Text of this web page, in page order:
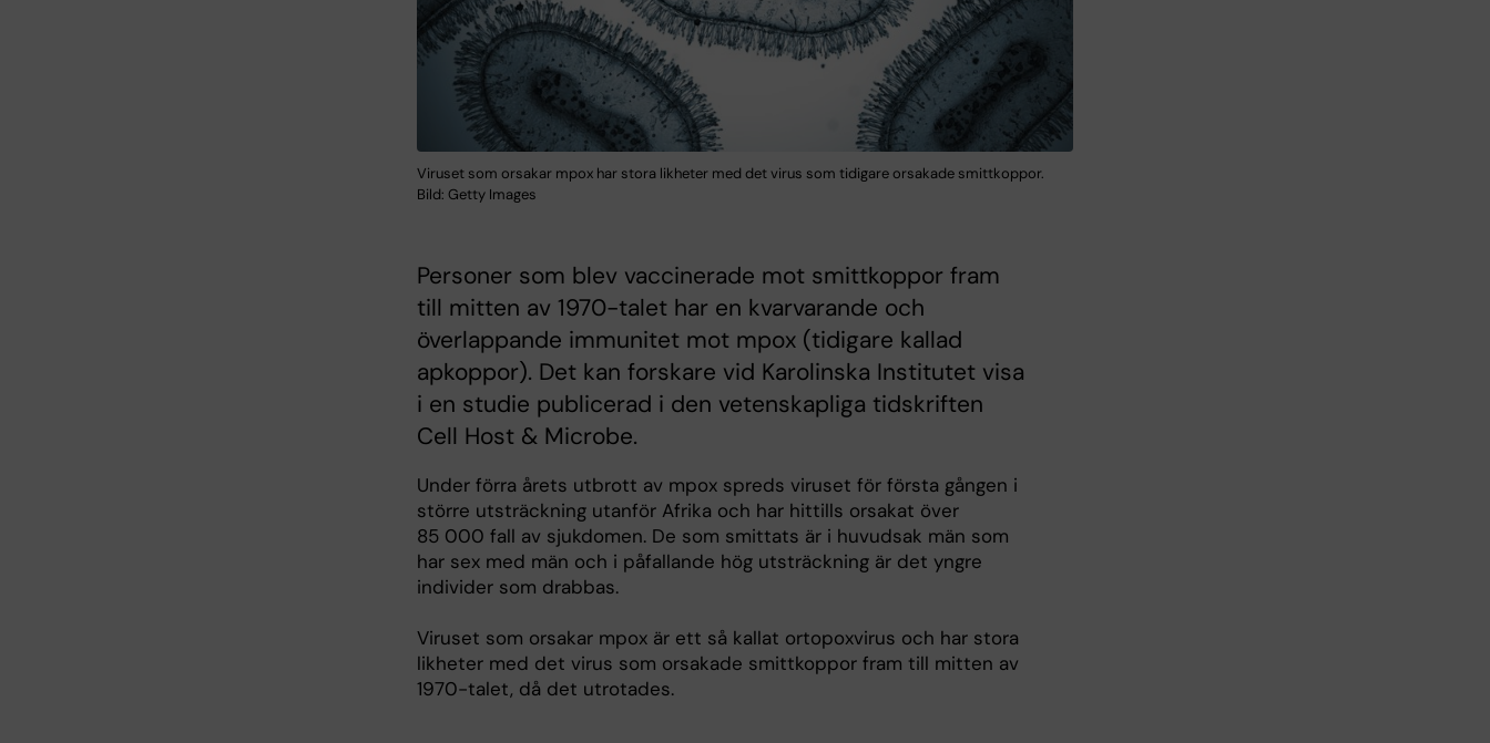
Viruset som orsakar mpox har stora likheter med det virus som tidigare orsakade smittkoppor.
Bild: Getty Images
Personer som blev vaccinerade mot smittkoppor fram
till mitten av 1970-talet har en kvarvarande och
överlappande immunitet mot mpox (tidigare kallad
apkoppor). Det kan forskare vid Karolinska Institutet visa
i en studie publicerad i den vetenskapliga tidskriften
Cell Host & Microbe.
Under förra årets utbrott av mpox spreds viruset för första gången i
större utsträckning utanför Afrika och har hittills orsakat över
85 000 fall av sjukdomen. De som smittats är i huvudsak män som
har sex med män och i påfallande hög utsträckning är det yngre
individer som drabbas.
Viruset som orsakar mpox är ett så kallat ortopoxvirus och har stora
likheter med det virus som orsakade smittkoppor fram till mitten av
1970-talet, då det utrotades.